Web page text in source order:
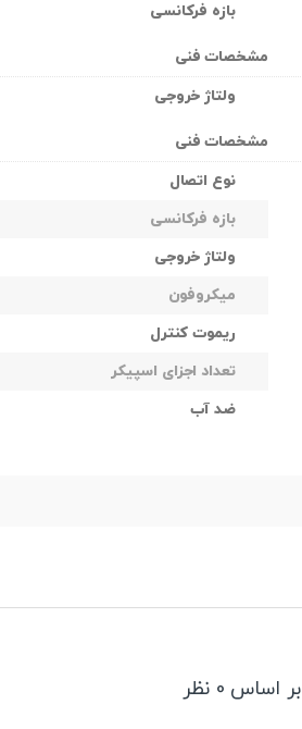
بازه فرکانسی
مشخصات فنی
ولتاژ خروجی
مشخصات فنی
نوع اتصال
بازه فرکانسی
ولتاژ خروجی
میکروفون
ریموت کنترل
تعداد اجزای اسپیکر
ضد آب
بر اساس 0 نظر